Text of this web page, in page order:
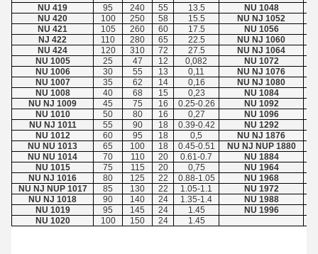
NU 419
95 240 55 13.5 NU 1048
NU 420
100 250 58 15.5 NU NJ 1052
NU 421
105 260 60 17.5 NU 1056
NJ 422
110 280 65 22.5 NU NJ 1060
NU 424
120 310 72 27.5 NU NJ 1064
NU 1005
25 47 12 0,082 NU 1072
NU 1006
30 55 13 0,11 NU NJ 1076
NU 1007
35 62 14 0,16 NU NJ 1080
NU 1008
40 68 15 0,23 NU 1084
NU NJ 1009
45 75 16 0.25-0.26 NU 1092
NU 1010
50 80 16 0,27 NU 1096
NU NJ 1011
55 90 18 0.39-0.42 NU 1292
NU 1012
60 95 18 0,5 NU NJ 1876
NU NU 1013
65 100 18 0.45-0.51 NU NJ NUP 1880
NU NU 1014
70 110 20 0.61-0.7 NU 1884
NU 1015
75 115 20 0,75 NU 1964
NU NJ 1016
80 125 22 0.88-1.05 NU 1968
NU NJ NUP 1017
85 130 22 1.05-1.1 NU 1972
NU NJ 1018
90 140 24 1.35-1.4 NU 1988
NU 1019
95 145 24 1.45 NU 1996
NU 1020
100 150 24 1.45